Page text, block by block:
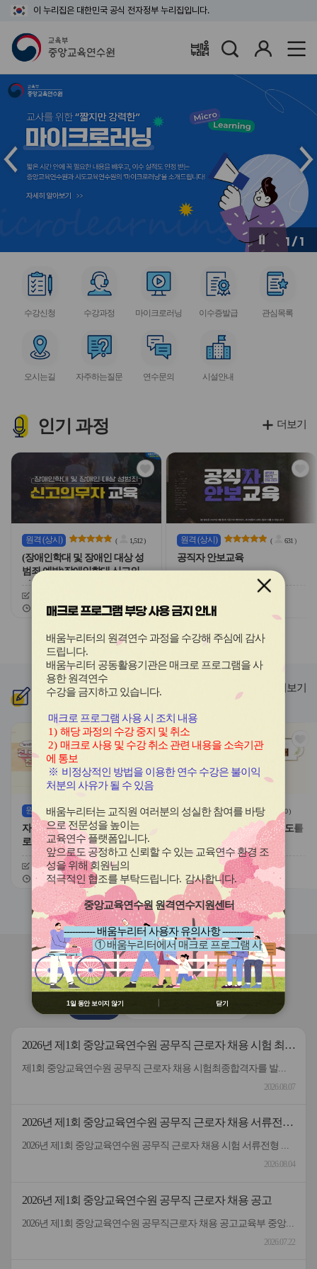
이 누리집은 대한민국 공식 전자정부 누리집입니다.
배움누리터
1 / 1
인
버
메
인
슬
라
드
다
음
버
서
스
이
콘
수강신청
서
스
이
콘
수강과정
서
스
이
콘
마이크로러닝
서
스
이
콘
이수증발급
서
스
관심목록
서
스
콘
오시는길
서
스
콘
자주하는질문
서
스
연수문의
서
스
시설안내
인기 과정
관
심
아
이
콘
원격 (상시) ( 1,512)
(장애인학대 및 장애인 대상 성
범죄 예방)장애인학대 신고의무
자 교육
교육기간
26.03.03 ~ 26.12.20
관
심
원격 (상시) ( 631)
공직자 안보교육
26.02.03 ~ 26.12.20
교육기간
슬
라
이
드
버
튼
이
전
슬
라
이
드
다
음
더보기
신규과정
관
심
이
콘
원격 (상시) ( 0)
자기주도적 진로개발 역량과 진
로학습 유형
신청기간
26.08.03 ~ 26.12.20
교육기간
26.08.03 ~ 26.12.20
관
심
아
원격(상시) 0)
대한민국 새내기 유권자 지도를
위한 학생 선거교육의 이해
26.07.20 ~ 26.12.20
교육기간
26.07.20 ~ 26.12.20
슬
라
이
드
버
튼
이
전
슬
이
드
버
튼
다
더보기
연수원소식
공지사항 2026 원격연수 모니터링단
2026년 제1회 중앙교육연수원 공무직 근로자 채용 시험 최종
제1회 중앙교육연수원 공무직 근로자 채용 시험최종합격자를 발표하고 등록 안내드립니다.응시해주신 모든 분께 감사드립니다.
2026.08.07
2026년 제1회 중앙교육연수원 공무직 근로자 채용 서류전형
2026년 제1회 중앙교육연수원 공무직 근로자 채용 시험 서류전형 합격자 및 면접일정을 안내드립니다.* 채용분야 - 공무직(미화원)* 서류전형 합격자 : 5명* 합격자 명단 및 면접일정 안내 : 붙임 참고 * 서류 전형 합격자분들은 면접 일정을 참고하여 차질 없이 임해주길 부탁드리며, 응시해주신 모든 분들께 행복한 일들 가득하시길 바랍니다.- 중앙교육연수원 -
2026.08.04
2026년 제1회 중앙교육연수원 공무직 근로자 채용 공고
2026년 제1회 중앙교육연수원 공무직근로자 채용 공고교육부 중앙교육연수원에서 근무할 공무직 근로자를 다음과 같이 공개 모집하오니 성실하고 역량있는 분들의 많은 응시 바랍니다. 2026년 7월 22일 중앙교육연수원장1. 선발직종: 환경미화직(미화원) / 공무직 근로자2. 선발인원: 1명3. 채용기간: 계약일~정년(만65세)까지​4. 담당업무: 청사 실내외 청소 및 환경정리 등5. 근무형태: 기본근무(월~금), 1일 8시간(07:00~16:00, 휴게시간 1시간 제외) 근무6. 근무장소: 중앙교육연수원(대구 동구 혁신도시 내 위치)7. 보수: 월 236만원 수준(세전), 명절휴가비 등 별도 지급8. 원서 접수기간: 7.22.(수) ~ 7.30.(목)9. 접수방법: 방문접수, 우편접수 (공고문 참조)10. 문의전화: 중앙교육연수원 연수지원협력과 채용담당자 ☏053-980-6514
2026.07.22
매크로 프로그램 부당 사용 금지 안내
배움누리터의 원격연수 과정을 수강해 주심에 감사
드립니다.
배움누리터 공동활용기관은 매크로 프로그램을 사
용한원격연수
수강을 금지하고 있습니다.
매크로 프로그램 사용 시 조치 내용
1) 해당 과정의 수강 중지 및 취소
2) 매크로 사용 및 수강 취소 관련 내용을 소속기관
에 통보
※ 비정상적인 방법을 이용한 연수 수강은 불이익
처분의 사유가 될 수 있음
배움누리터는 교직원 여러분의 성실한 참여를 바탕
으로 전문성을 높이는
교육연수 플랫폼입니다.
앞으로도 공정하고 신뢰할 수 있는 교육연수 환경 조
성을 위해 회원님의
적극적인 협조를 부탁드립니다. 감사합니다.
중앙교육연수원 원격연수지원센터
----------- 배움누리터 사용자 유의사항 -----------
① 배움누리터에서 매크로 프로그램 사
용 금지
② 배움누리터 수강용 매크로 프로그램
제작 배포 금지
③ 유무료 매크로 프로그램 사용을 블로
그 등에 홍보 금지
유가 될 수 있음
1일 동안 보이지 않기 닫기